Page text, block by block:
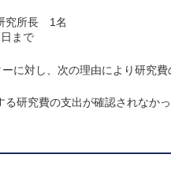
究所長 1名
まで
に対し、次の理由により研究費
研究費の支出が確認されなかっ